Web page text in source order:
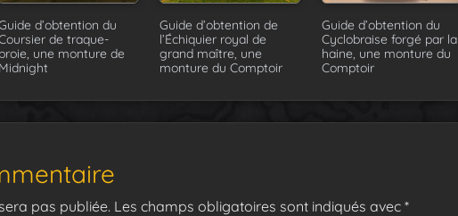
d’obtention du
de traque-
proie, une monture de
Midnight
Guide d’obtention de
l’Échiquier royal de
grand maître, une
monture du Comptoir
Guide d’obtention du
Cyclobraise forgé par la
haine, une monture du
Comptoir
pas publiée. Les champs obligatoires sont indiqués avec *